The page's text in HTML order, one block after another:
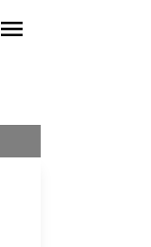
menu